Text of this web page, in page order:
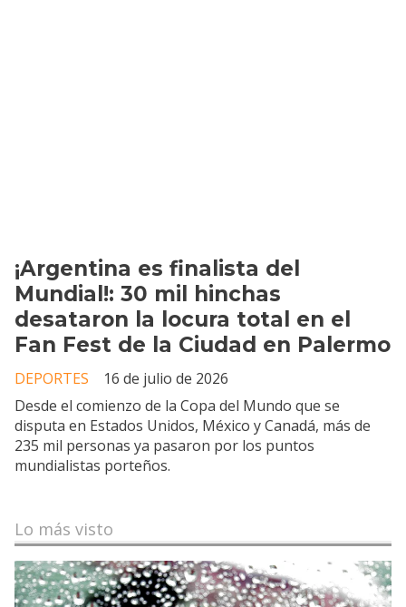
¡Argentina es finalista del
Mundial!: 30 mil hinchas
desataron la locura total en el
Fan Fest de la Ciudad en Palermo
DEPORTES
16 de julio de 2026
Desde el comienzo de la Copa del Mundo que se
disputa en Estados Unidos, México y Canadá, más de
235 mil personas ya pasaron por los puntos
mundialistas porteños.
Lo más visto